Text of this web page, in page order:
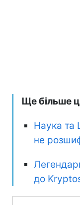
Ще більше
Наука та
не
до